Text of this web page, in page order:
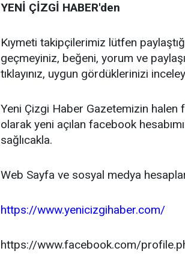
YENİ ÇİZGİ HABER'den
Kıymeti takipçilerimiz lütfen
geçmeyiniz, beğeni, yorum ve
tıklayınız, uygun gördüklerinizi
Yeni Çizgi Haber Gazetemizin halen
olarak yeni açılan facebook
sağlıcakla.
Web Sayfa ve sosyal medya
https://www.yenicizgihaber.com/
https://www.facebook.com/